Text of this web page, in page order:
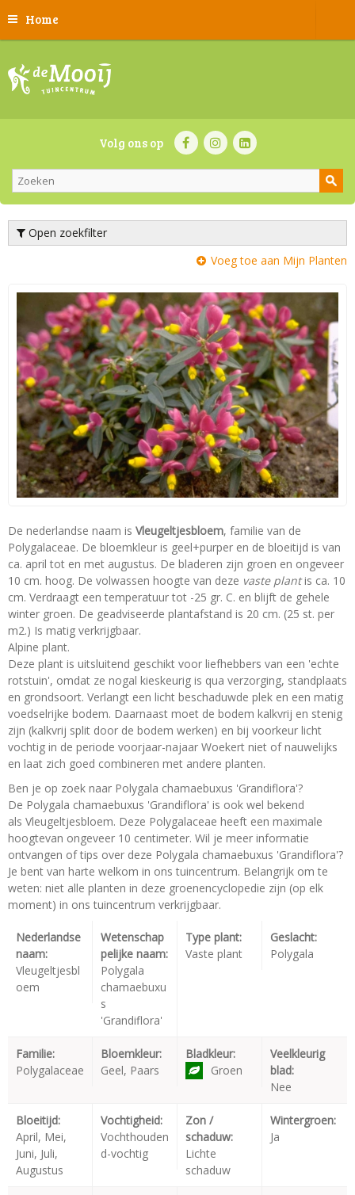
Home
Volg ons op
Open zoekfilter
Voeg toe aan Mijn Planten
De nederlandse naam is Vleugeltjesbloem, familie van de
Polygalaceae. De bloemkleur is geel+purper en de bloeitijd is van
ca. april tot en met augustus. De bladeren zijn groen en ongeveer
10 cm. hoog. De volwassen hoogte van deze vaste plantis ca. 10
cm. Verdraagt een temperatuur tot -25 gr. C. en blijft de gehele
winter groen. De geadviseerde plantafstand is 20 cm. (25 st. per
m2.) Is matig verkrijgbaar.
Alpine plant.
Deze plant is uitsluitend geschikt voor liefhebbers van een 'echte
rotstuin', omdat ze nogal kieskeurig is qua verzorging, standplaats
en grondsoort. Verlangt een licht beschaduwde plek en een matig
voedselrijke bodem. Daarnaast moet de bodem kalkvrij en stenig
zijn (kalkvrij split door de bodem werken) en bij voorkeur licht
vochtig in de periode voorjaar-najaar Woekert niet of nauwelijks
en laat zich goed combineren met andere planten.
Ben je op zoek naar Polygala chamaebuxus 'Grandiflora'?
De Polygala chamaebuxus 'Grandiflora' is ook wel bekend
als Vleugeltjesbloem. Deze Polygalaceae heeft een maximale
hoogtevan ongeveer 10 centimeter. Wil je meer informatie
ontvangen of tips over deze Polygala chamaebuxus 'Grandiflora'?
Je bent van harte welkom in ons tuincentrum. Belangrijk om te
weten: niet alle planten in deze groenencyclopedie zijn (op elk
moment) in ons tuincentrum verkrijgbaar.
Nederlandse
naam:
Vleugeltjesbl
oem
Wetenschap
pelijke naam:
Polygala
chamaebuxu
s
'Grandiflora'
Type plant:
Vaste plant
Geslacht:
Polygala
Familie:
Polygalaceae
Bloemkleur:
Geel, Paars
Bladkleur:
Groen
Veelkleurig
blad:
Nee
Bloeitijd:
April, Mei,
Juni, Juli,
Augustus
Vochtigheid:
Vochthouden
d-vochtig
Zon /
schaduw:
Lichte
schaduw
Wintergroen:
Ja